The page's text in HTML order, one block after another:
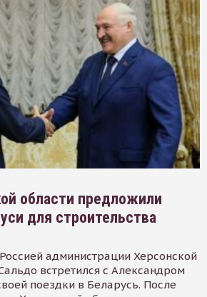
области предложили
для строительства
администрации Херсонской
встретился с Александром
поездки в Беларусь. После